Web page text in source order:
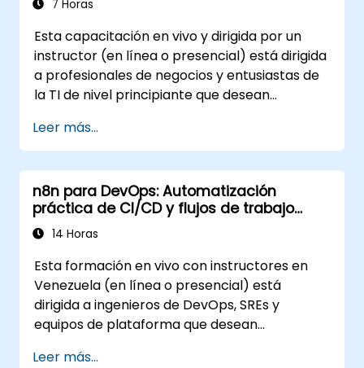
7 Horas
Esta capacitación en vivo y dirigida por un
instructor (en línea o presencial) está dirigida
a profesionales de negocios y entusiastas de
la TI de nivel principiante que desean
sus últimas funciones para una
automatización más inteligente.
Leer más...
n8n para DevOps: Automatización
práctica de CI/CD y flujos de trabajo
avanzados basados en nodos
14 Horas
Esta formación en vivo con instructores en
Venezuela (en línea o presencial) está
dirigida a ingenieros de DevOps, SREs y
equipos de plataforma que desean
scripts adhesivos frágiles por flujos de trabajo
Leer más...